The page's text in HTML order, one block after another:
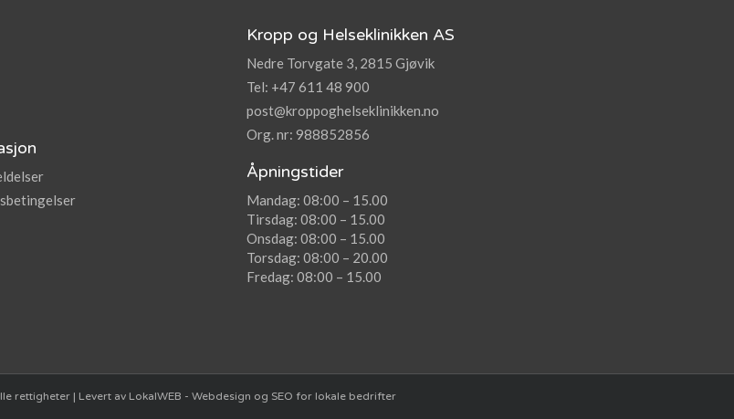
Kropp og Helseklinikken AS
Nedre Torvgate 3, 2815 Gjøvik
Tel: +47 611 48 900
post@kroppoghelseklinikken.no
Org. nr: 988852856
Åpningstider
Mandag: 08:00 – 15.00
Tirsdag: 08:00 – 15.00
Onsdag: 08:00 – 15.00
Torsdag: 08:00 – 20.00
Fredag: 08:00 – 15.00
rettigheter | Levert av LokalWEB - Webdesign og SEO for lokale bedrifter